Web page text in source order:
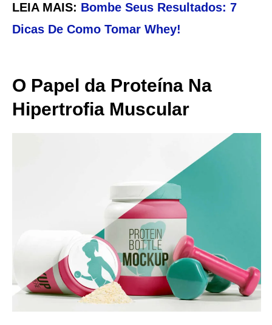
LEIA MAIS: Bombe Seus Resultados: 7
Dicas De Como Tomar Whey!
O Papel da Proteína Na
Hipertrofia Muscular